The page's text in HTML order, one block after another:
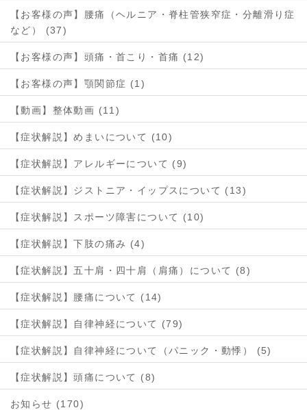
【お客様の声】腰痛（ヘルニア・脊柱管狭窄症・分離滑り症
など） (37)
【お客様の声】頭痛・首こり・首痛 (12)
【お客様の声】顎関節症 (1)
【動画】整体動画 (11)
【症状解説】めまいについて (10)
【症状解説】アレルギーについて (9)
【症状解説】ジストニア・イップスについて (13)
【症状解説】スポーツ障害について (10)
【症状解説】下肢の痛み (4)
【症状解説】五十肩・四十肩（肩痛）について (8)
【症状解説】腰痛について (14)
【症状解説】自律神経について (79)
【症状解説】自律神経について（パニック・動悸） (5)
【症状解説】頭痛について (8)
お知らせ (170)